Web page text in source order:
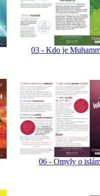
03 - Kdo je
06 - Omyly o